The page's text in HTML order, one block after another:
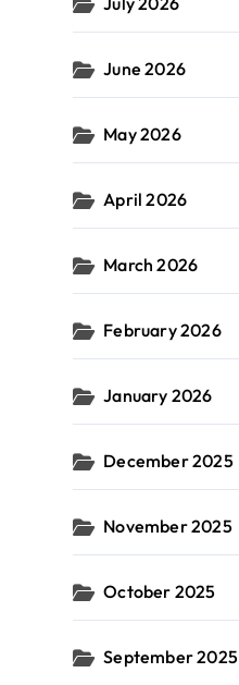
June 2026
May 2026
April 2026
March 2026
February 2026
January 2026
December 2025
November 2025
October 2025
September 2025